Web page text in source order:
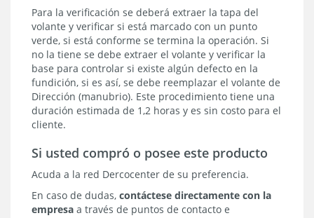
Para la verificación se deberá extraer la tapa del
volante y verificar si está marcado con un punto
verde, si está conforme se termina la operación. Si
no la tiene se debe extraer el volante y verificar la
base para controlar si existe algún defecto en la
fundición, si es así, se debe reemplazar el volante de
Dirección (manubrio). Este procedimiento tiene una
duración estimada de 1,2 horas y es sin costo para el
cliente.
Si usted compró o posee este producto
Acuda a la red Dercocenter de su preferencia.
En caso de dudas, contáctese directamente con la
empresa a través de puntos de contacto e